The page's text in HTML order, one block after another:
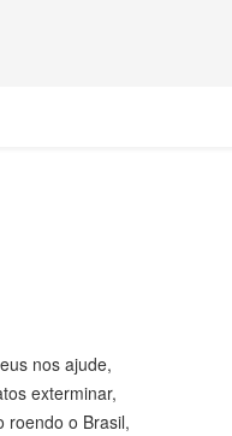
nos ajude,
exterminar,
roendo o Brasil,